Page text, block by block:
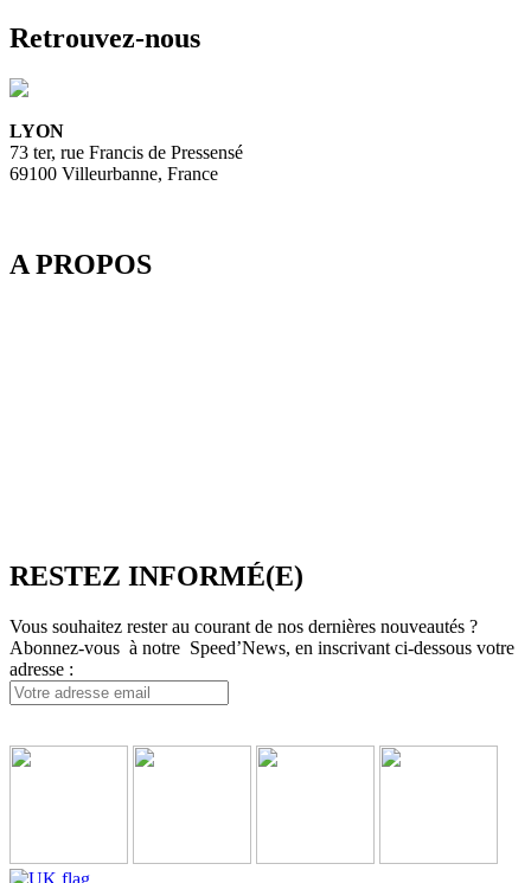
Retrouvez-nous
LYON
73 ter, rue Francis de Pressensé
69100 Villeurbanne, France
A PROPOS
RESTEZ INFORMÉ(E)
Vous souhaitez rester au courant de nos dernières nouveautés ?
Abonnez-vous à notre Speed’News, en inscrivant ci-dessous votre
adresse :